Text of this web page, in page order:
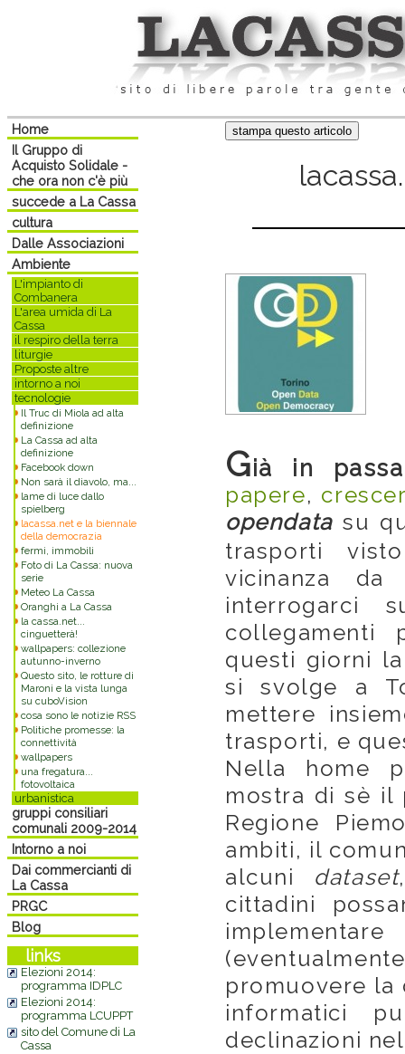
Home
Il Gruppo di
Acquisto Solidale -
che ora non c'è più
succede a La Cassa
cultura
Dalle Associazioni
Ambiente
L'impianto di
Combanera
L'area umida di La
Cassa
il respiro della terra
liturgie
Proposte altre
intorno a noi
tecnologie
Il Truc di Miola ad alta
definizione
La Cassa ad alta
definizione
Facebook down
Non sarà il diavolo, ma...
lame di luce dallo
spielberg
lacassa.net e la biennale
della democrazia
fermi, immobili
Foto di La Cassa: nuova
serie
Meteo La Cassa
Oranghi a La Cassa
la cassa.net...
cinguetterà!
wallpapers: collezione
autunno-inverno
Questo sito, le rotture di
Maroni e la vista lunga
su cuboVision
cosa sono le notizie RSS
Politiche promesse: la
connettività
wallpapers
una fregatura...
fotovoltaica
urbanistica
gruppi consiliari
comunali 2009-2014
Intorno a noi
Dai commercianti di
La Cassa
PRGC
Blog
links
Elezioni 2014:
programma IDPLC
Elezioni 2014:
programma LCUPPT
sito del Comune di La
Cassa
Già in
papere,
opendatasu
trasporti
vicinanza
interrogarci
questi giorni
si svolge a
mettere
trasporti, e
Nella home
mostra di sè
Regione
ambiti, il
alcuni dataset
cittadini
promuovere la
informatici
declinazioni